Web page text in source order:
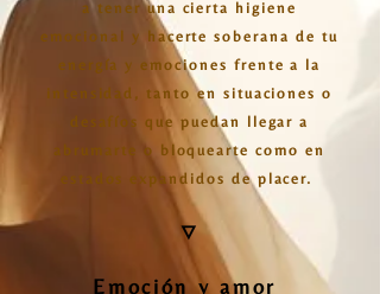
a tener una cierta higiene
emocional y hacerte soberana de tu
energía y emociones frente a la
intensidad, tanto en situaciones o
desafíos que puedan llegar a
abrumarte o bloquearte como en
estados expandidos de placer.
🜄
Emoción y amor